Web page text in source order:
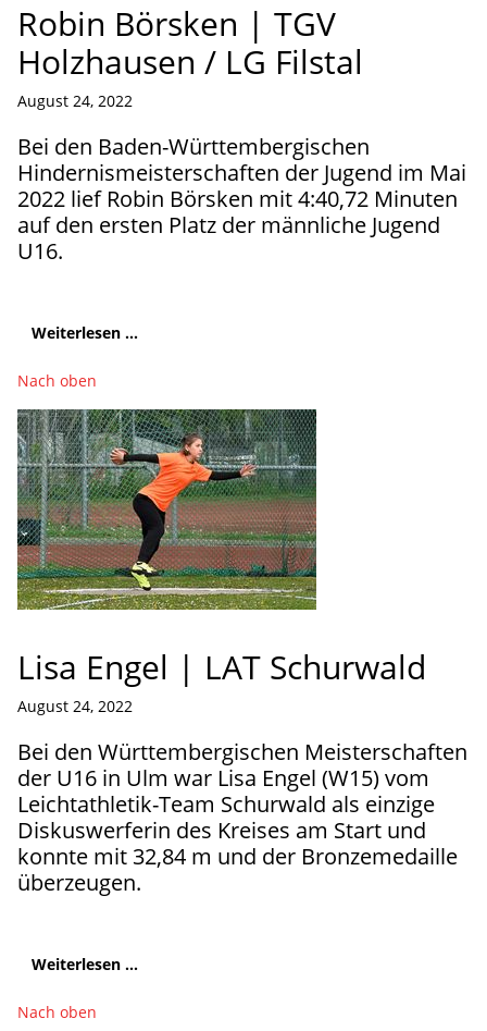
Robin Börsken | TGV
Holzhausen / LG Filstal
August 24, 2022
Bei den Baden-Württembergischen
Hindernismeisterschaften der Jugend im Mai
2022 lief Robin Börsken mit 4:40,72 Minuten
auf den ersten Platz der männliche Jugend
U16.
Weiterlesen ...
Nach oben
Lisa Engel | LAT Schurwald
August 24, 2022
Bei den Württembergischen Meisterschaften
der U16 in Ulm war Lisa Engel (W15) vom
Leichtathletik-Team Schurwald als einzige
Diskuswerferin des Kreises am Start und
konnte mit 32,84 m und der Bronzemedaille
überzeugen.
Weiterlesen ...
Nach oben